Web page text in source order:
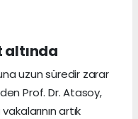
uzun süredir zarar
Prof. Dr. Atasoy,
artık